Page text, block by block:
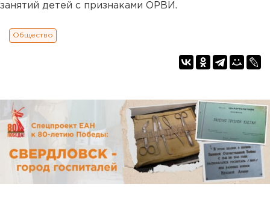
занятий детей с признаками ОРВИ.
Общество